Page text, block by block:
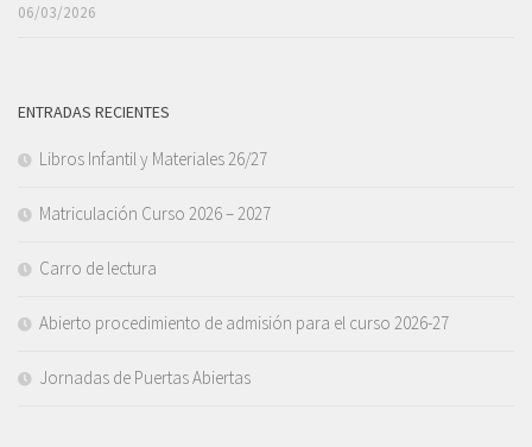
06/03/2026
ENTRADAS RECIENTES
Libros Infantil y Materiales 26/27
Matriculación Curso 2026 – 2027
Carro de lectura
Abierto procedimiento de admisión para el curso 2026-27
Jornadas de Puertas Abiertas